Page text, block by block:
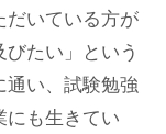
だいている方が
たい」という
い、試験勉強
も生きてい